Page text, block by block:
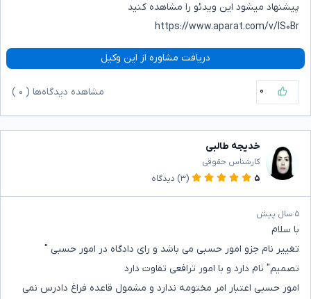
پیشنهاد میشود این ویدئو را مشاهده کنید
https://www.aparat.com/v/IS۰Br
دریافت مشاوره از این وکیل
۰ مشاهده دیدگاه‌ها ( ۰
خدیجه طالبی
کارشناس حقوقی
۵
(۳) دیدگاه
۵ سال پیش
با سلام
تغییر نام جزو امور حسبی می باشد و رای دادگاه در امور حسبی "
تصمیم" نام دارد و با امور ترافعی تفاوت دارد
امور حسبی اعتبار امر مختومه ندارد و مشمول قاعده فراغ دادرس نمی